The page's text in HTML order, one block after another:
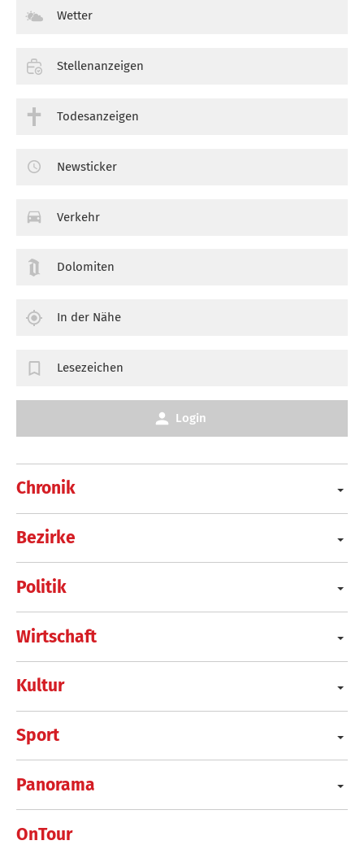
Chronik
Bezirke
Politik
Wirtschaft
Kultur
Sport
Panorama
OnTour
Wetter
Stellenanzeigen
Todesanzeigen
Newsticker
Verkehr
Dolomiten
In der Nähe
Lesezeichen
Login